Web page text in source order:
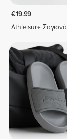
€19.99
Athleisure